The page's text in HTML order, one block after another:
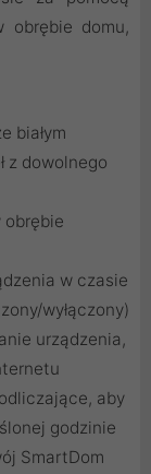
obrębie domu,
białym
z dowolnego
obrębie
w czasie
wyłączony)
urządzenia,
aby
godzinie
SmartDom